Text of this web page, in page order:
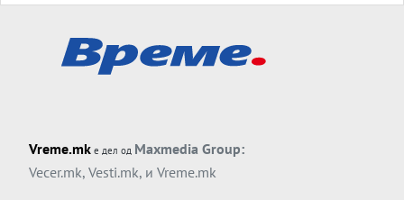
Tема
АТОМСКО ДОМИНО НА БЛИСКИОТ
ОД ШАХЕД ДО СВЕТСКА ВОЈНА?
Обвинувањето кон Русија го поврзува
Vreme.mk е дел од Maxmedia Group:
Vecer.mk, Vesti.mk, и Vreme.mk